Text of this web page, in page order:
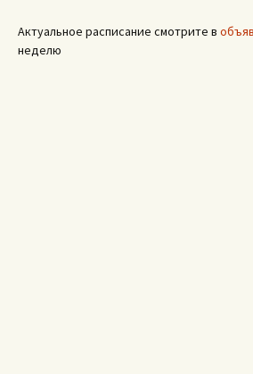
Актуальное расписание смотрите в
неделю